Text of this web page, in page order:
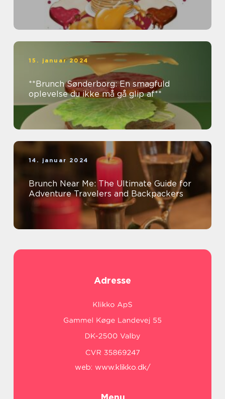
15. januar 2024
**Brunch Sønderborg: En smagfuld
oplevelse du ikke må gå glip af**
14. januar 2024
Brunch Near Me: The Ultimate Guide for
Adventure Travelers and Backpackers
Adresse
web: www.klikko.dk/